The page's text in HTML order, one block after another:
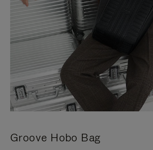
Groove Hobo Bag